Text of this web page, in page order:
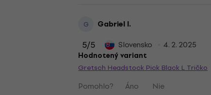
G Gabriel I.
5/5 Slovensko 4. 2. 2025
Hodnotený variant
Gretsch Headstock Pick Black L Tričko
Pomohlo? Áno Nie